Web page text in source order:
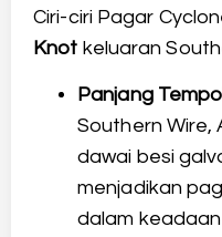
Ciri-ciri Pagar
Knot keluaran
Panjang
Southern Wire,
dawai besi
menjadikan
dalam